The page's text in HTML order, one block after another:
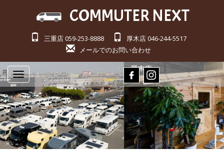
COMMUTER NEXT
三重店 059-253-8888
厚木店 046-244-5517
メールでのお問い合わせ
Toggle
navigation